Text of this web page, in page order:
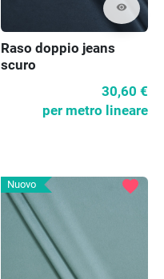
visibility
Raso doppio jeans
scuro
30,60 €
per metro lineare
Nuovo favorite